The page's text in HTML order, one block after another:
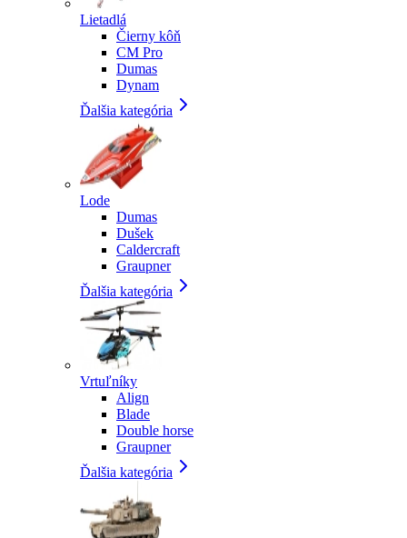
Lietadlá
Čierny kôň
CM Pro
Dumas
Dynam
Ďalšia kategória
Lode
Dumas
Dušek
Caldercraft
Graupner
Ďalšia kategória
Vrtuľníky
Align
Blade
Double horse
Graupner
Ďalšia kategória